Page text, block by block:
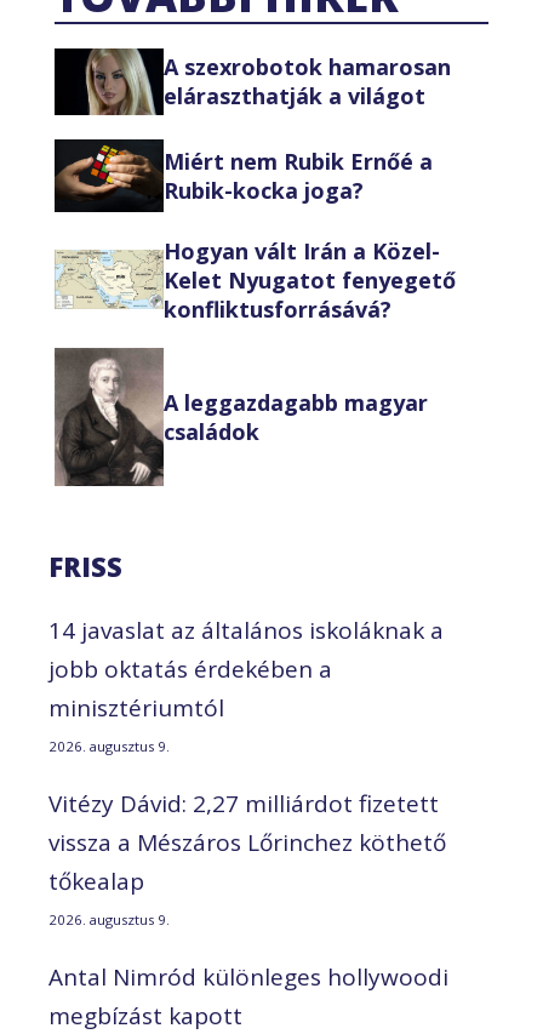
A szexrobotok hamarosan
eláraszthatják a világot
Miért nem Rubik Ernőé a
Rubik-kocka joga?
Hogyan vált Irán a Közel-
Kelet Nyugatot fenyegető
konfliktusforrásává?
A leggazdagabb magyar
családok
FRISS
14 javaslat az általános iskoláknak a
jobb oktatás érdekében a
minisztériumtól
2026. augusztus 9.
Vitézy Dávid: 2,27 milliárdot fizetett
vissza a Mészáros Lőrinchez köthető
tőkealap
2026. augusztus 9.
Antal Nimród különleges hollywoodi
megbízást kapott